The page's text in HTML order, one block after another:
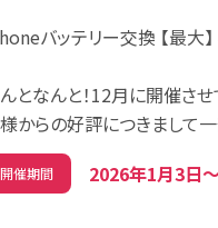
バッテリー交換 【最大】
となんと！12月に開催させ
からの好評につきまして一
開催期間 2026年1月3日